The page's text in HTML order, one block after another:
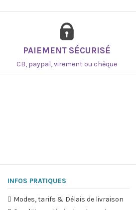
PAIEMENT SÉCURISÉ
CB, paypal, virement ou chèque
INFOS PRATIQUES
Modes, tarifs & Délais de livraison